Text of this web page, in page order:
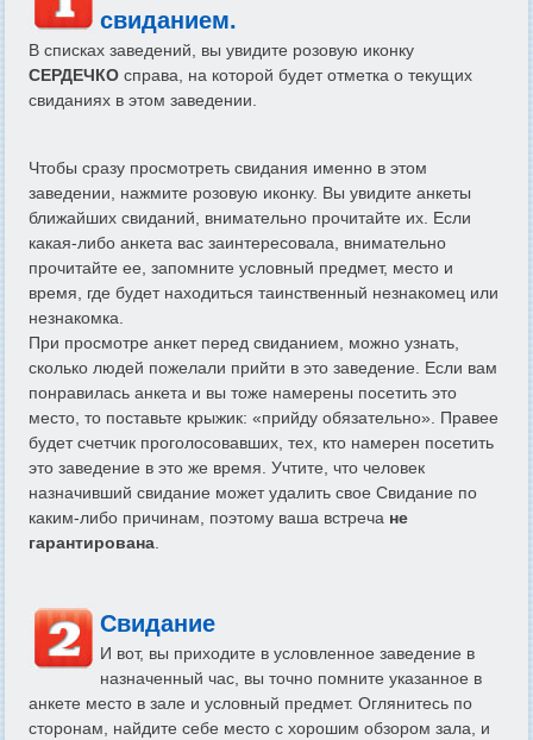
свиданием.
В списках заведений, вы увидите розовую иконку
СЕРДЕЧКО справа, на которой будет отметка о текущих
свиданиях в этом заведении.
Чтобы сразу просмотреть свидания именно в этом
заведении, нажмите розовую иконку. Вы увидите анкеты
ближайших свиданий, внимательно прочитайте их. Если
какая-либо анкета вас заинтересовала, внимательно
прочитайте ее, запомните условный предмет, место и
время, где будет находиться таинственный незнакомец или
незнакомка.
При просмотре анкет перед свиданием, можно узнать,
сколько людей пожелали прийти в это заведение. Если вам
понравилась анкета и вы тоже намерены посетить это
место, то поставьте крыжик: «прийду обязательно». Правее
будет счетчик проголосовавших, тех, кто намерен посетить
это заведение в это же время. Учтите, что человек
назначивший свидание может удалить свое Свидание по
каким-либо причинам, поэтому ваша встреча не
гарантирована.
Свидание
И вот, вы приходите в условленное заведение в
назначенный час, вы точно помните указанное в
анкете место в зале и условный предмет. Оглянитесь по
сторонам, найдите себе место с хорошим обзором зала, и